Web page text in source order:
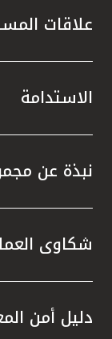
علاقات
الاستدامة
نبذة عن
شكاوى
دليل أمن